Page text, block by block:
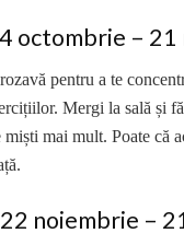
octombrie –
pentru a te
Mergi la sală și
miști mai mult. Poate că
noiembrie –